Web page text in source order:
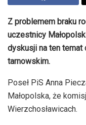
Z problemem braku
uczestnicy
dyskusji na ten
tarnowskim.
Poseł PiS Anna
Małopolska, że
Wierzchosławicach.